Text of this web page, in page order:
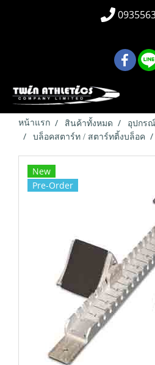
หน้าแรก สินค้าทั้งหมด
อุปกร
บล็อคสตาร์ท / สตาร์ทติ้งบล็อค
New
Pre-Order